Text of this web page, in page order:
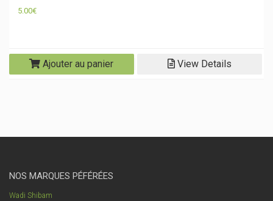
5.00€
Ajouter au panier View Details
NOS MARQUES PÉFÉRÉES
Wadi Shibam